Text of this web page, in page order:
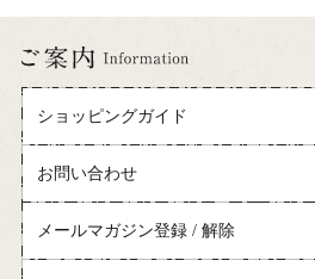
ショッピングガイド
お問い合わせ
メールマガジン登録 / 解除